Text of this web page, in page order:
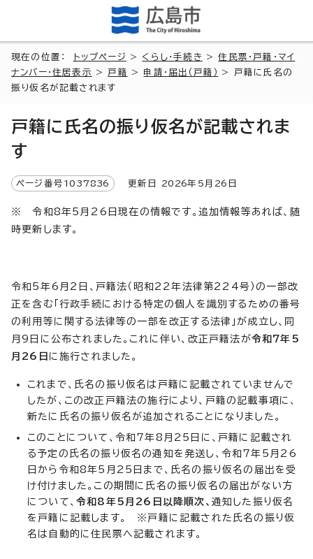
現在の位置： トップページ > くらし・手続き >住民票・戸籍・マイ
ナンバー・住居表示
>戸籍 > 申請・届出（戸籍）
> 戸籍に氏名の
振り仮名が記載されます
戸籍に氏名の振り仮名が記載されま
す
ページ番号 1037836 更新日 2026年5月 26 日
※ 令和8年5月26日現在の情報です。追加情報等あれば、随
時更新します。
令和5年6月2日、戸籍法（昭和22年法律第224号）の一部改
正を含む「行政手続における特定の個人を識別するための番号
の利用等に関する法律等の一部を改正する法律」が成立し、同
月9日に公布されました。これに伴い、改正戸籍法が令和7年5
月26日 に施行されました。
これまで、氏名の振り仮名は戸籍に記載されていませんで
したが、この改正戸籍法の施行により、戸籍の記載事項に、
新たに氏名の振り仮名が追加されることになりました。
このことについて、令和7年8月25日に、戸籍に記載され
る予定の氏名の振り仮名の通知を発送し、令和7年5月26
日から令和8年5月25日まで、氏名の振り仮名の届出を受
け付けました。この期間に氏名の振り仮名の届出がない方
について、 令和8年5月26日以降順次、 通知した振り仮名
を戸籍に記載します。 ※戸籍に記載された氏名の振り仮
名は自動的に住民票へ記載されます。